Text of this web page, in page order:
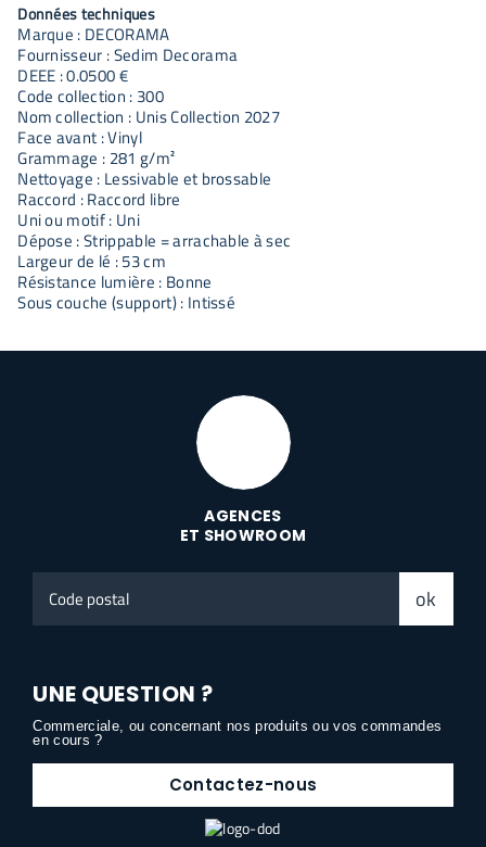
Données techniques
Marque : DECORAMA
Fournisseur : Sedim Decorama
DEEE : 0.0500 €
Code collection : 300
Nom collection : Unis Collection 2027
Face avant : Vinyl
Grammage : 281 g/m²
Nettoyage : Lessivable et brossable
Raccord : Raccord libre
Uni ou motif : Uni
Dépose : Strippable = arrachable à sec
Largeur de lé : 53 cm
Résistance lumière : Bonne
Sous couche (support) : Intissé
AGENCES
ET SHOWROOM
postal
ok
UNE QUESTION ?
Commerciale, ou concernant nos produits ou vos commandes
en cours ?
Contactez-nous